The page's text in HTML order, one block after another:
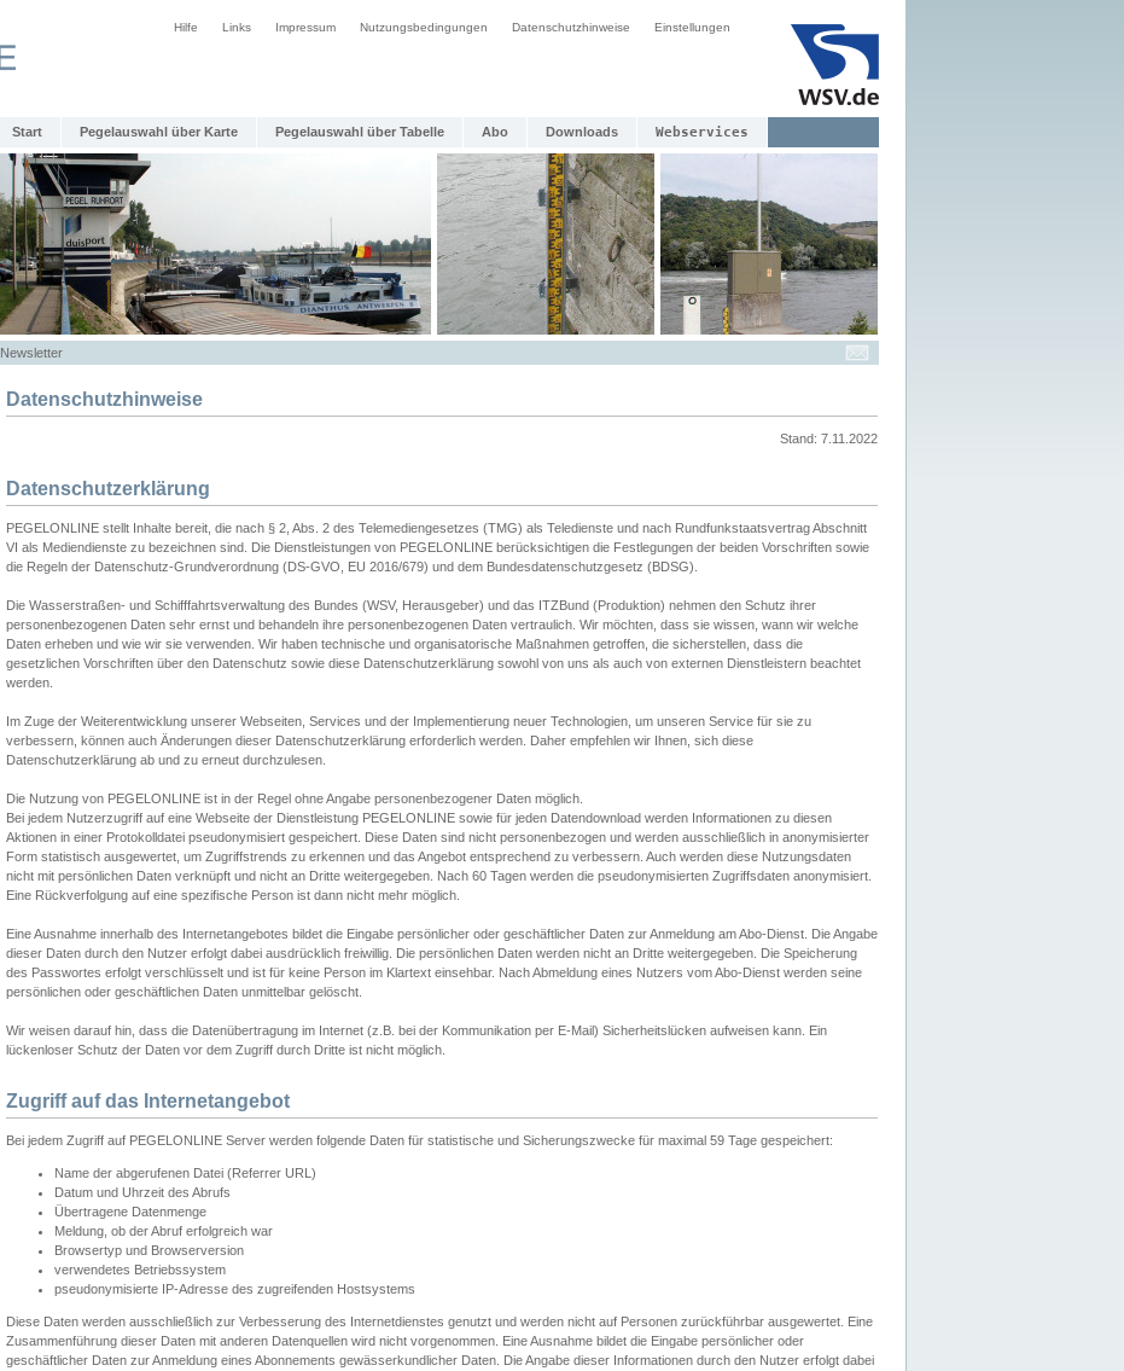
Hilfe Links Impressum Nutzungsbedingungen Datenschutzhinweise Einstellungen
Start Pegelauswahl über Karte Pegelauswahl über Tabelle Abo Downloads Webservices
Newsletter
Datenschutzhinweise
Stand: 7.11.2022
Datenschutzerklärung
PEGELONLINE stellt Inhalte bereit, die nach § 2, Abs. 2 des Telemediengesetzes (TMG) als Teledienste und nach Rundfunkstaatsvertrag Abschnitt
VI als Mediendienste zu bezeichnen sind. Die Dienstleistungen von PEGELONLINE berücksichtigen die Festlegungen der beiden Vorschriften sowie
die Regeln der Datenschutz-Grundverordnung (DS-GVO, EU 2016/679) und dem Bundesdatenschutzgesetz (BDSG).
Die Wasserstraßen- und Schifffahrtsverwaltung des Bundes (WSV, Herausgeber) und das ITZBund (Produktion) nehmen den Schutz ihrer
personenbezogenen Daten sehr ernst und behandeln ihre personenbezogenen Daten vertraulich. Wir möchten, dass sie wissen, wann wir welche
Daten erheben und wie wir sie verwenden. Wir haben technische und organisatorische Maßnahmen getroffen, die sicherstellen, dass die
gesetzlichen Vorschriften über den Datenschutz sowie diese Datenschutzerklärung sowohl von uns als auch von externen Dienstleistern beachtet
werden.
Im Zuge der Weiterentwicklung unserer Webseiten, Services und der Implementierung neuer Technologien, um unseren Service für sie zu
verbessern, können auch Änderungen dieser Datenschutzerklärung erforderlich werden. Daher empfehlen wir Ihnen, sich diese
Datenschutzerklärung ab und zu erneut durchzulesen.
Die Nutzung von PEGELONLINE ist in der Regel ohne Angabe personenbezogener Daten möglich.
Bei jedem Nutzerzugriff auf eine Webseite der Dienstleistung PEGELONLINE sowie für jeden Datendownload werden Informationen zu diesen
Aktionen in einer Protokolldatei pseudonymisiert gespeichert. Diese Daten sind nicht personenbezogen und werden ausschließlich in anonymisierter
Form statistisch ausgewertet, um Zugriffstrends zu erkennen und das Angebot entsprechend zu verbessern. Auch werden diese Nutzungsdaten
nicht mit persönlichen Daten verknüpft und nicht an Dritte weitergegeben. Nach 60 Tagen werden die pseudonymisierten Zugriffsdaten anonymisiert.
Eine Rückverfolgung auf eine spezifische Person ist dann nicht mehr möglich.
Eine Ausnahme innerhalb des Internetangebotes bildet die Eingabe persönlicher oder geschäftlicher Daten zur Anmeldung am Abo-Dienst. Die Angabe
dieser Daten durch den Nutzer erfolgt dabei ausdrücklich freiwillig. Die persönlichen Daten werden nicht an Dritte weitergegeben. Die Speicherung
des Passwortes erfolgt verschlüsselt und ist für keine Person im Klartext einsehbar. Nach Abmeldung eines Nutzers vom Abo-Dienst werden seine
persönlichen oder geschäftlichen Daten unmittelbar gelöscht.
Wir weisen darauf hin, dass die Datenübertragung im Internet (z.B. bei der Kommunikation per E-Mail) Sicherheitslücken aufweisen kann. Ein
lückenloser Schutz der Daten vor dem Zugriff durch Dritte ist nicht möglich.
Zugriff auf das Internetangebot
Bei jedem Zugriff auf PEGELONLINE Server werden folgende Daten für statistische und Sicherungszwecke für maximal 59 Tage gespeichert:
Name der abgerufenen Datei (Referrer URL)
Datum und Uhrzeit des Abrufs
Übertragene Datenmenge
Meldung, ob der Abruf erfolgreich war
Browsertyp und Browserversion
verwendetes Betriebssystem
pseudonymisierte IP-Adresse des zugreifenden Hostsystems
Diese Daten werden ausschließlich zur Verbesserung des Internetdienstes genutzt und werden nicht auf Personen zurückführbar ausgewertet. Eine
Zusammenführung dieser Daten mit anderen Datenquellen wird nicht vorgenommen. Eine Ausnahme bildet die Eingabe persönlicher oder
geschäftlicher Daten zur Anmeldung eines Abonnements gewässerkundlicher Daten. Die Angabe dieser Informationen durch den Nutzer erfolgt dabei